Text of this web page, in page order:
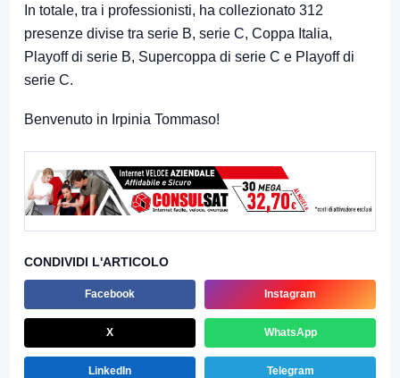
In totale, tra i professionisti, ha collezionato 312
presenze divise tra serie B, serie C, Coppa Italia,
Playoff di serie B, Supercoppa di serie C e Playoff di
serie C.
Benvenuto in Irpinia Tommaso!
CONDIVIDI L'ARTICOLO
Facebook Instagram
X WhatsApp
LinkedIn Telegram